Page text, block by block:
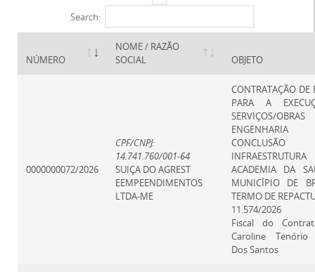
Search:
NÚMERO
NOME / RAZÃO
SOCIAL
OBJETO
0000000072/2026
CPF/CNPJ:
14.741.760/001-64
SUIÇA DO AGREST
EEMPEENDIMENTOS
LTDA-ME
CONTRATAÇÃO DE
PARA A
SERVIÇOS/
CONCLUSÃO
ACADEMIA DA
MUNICÍPIO DE
TERMO DE
11.574/2026
Fiscal do
Caroline Tenório
Dos Santos